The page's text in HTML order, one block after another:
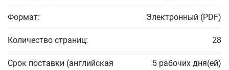
Формат: Электронный (PDF)
Количество страниц: 28
Срок поставки (английская
5 рабочих дня(ей)